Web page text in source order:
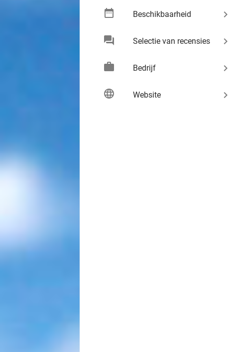
date_range Beschikbaarheid keyboard_arrow_right
chat Selectie van recensies keyboard_arrow_right
work Bedrijf keyboard_arrow_right
language Website keyboard_arrow_right